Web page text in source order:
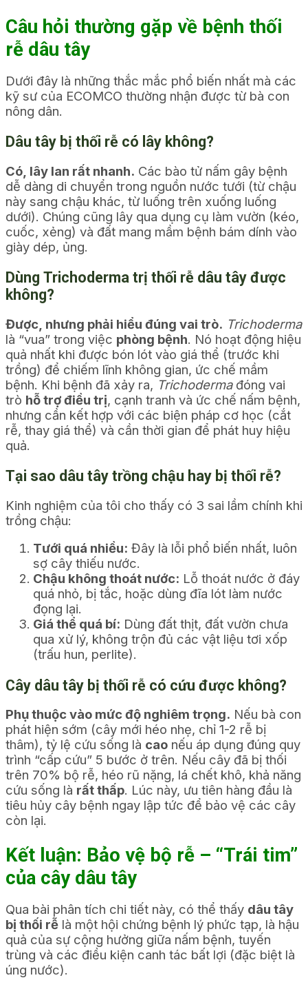
Câu hỏi thường gặp về bệnh thối
rễ dâu tây
Dưới đây là những thắc mắc phổ biến nhất mà các
kỹ sư của ECOMCO thường nhận được từ bà con
nông dân.
Dâu tây bị thối rễ có lây không?
Có, lây lan rất nhanh. Các bào tử nấm gây bệnh
dễ dàng di chuyển trong nguồn nước tưới (từ chậu
này sang chậu khác, từ luống trên xuống luống
dưới). Chúng cũng lây qua dụng cụ làm vườn (kéo,
cuốc, xẻng) và đất mang mầm bệnh bám dính vào
giày dép, ủng.
Dùng Trichoderma trị thối rễ dâu tây được
không?
Được, nhưng phải hiểu đúng vai trò. Trichoderma
là “vua” trong việc phòng bệnh. Nó hoạt động hiệu
quả nhất khi được bón lót vào giá thể (trước khi
trồng) để chiếm lĩnh không gian, ức chế mầm
bệnh. Khi bệnh đã xảy ra, Trichodermađóng vai
trò hỗ trợ điều trị, cạnh tranh và ức chế nấm bệnh,
nhưng cần kết hợp với các biện pháp cơ học (cắt
rễ, thay giá thể) và cần thời gian để phát huy hiệu
quả.
Tại sao dâu tây trồng chậu hay bị thối rễ?
Kinh nghiệm của tôi cho thấy có 3 sai lầm chính khi
trồng chậu:
Tưới quá nhiều: Đây là lỗi phổ biến nhất, luôn
sợ cây thiếu nước.
Chậu không thoát nước: Lỗ thoát nước ở đáy
quá nhỏ, bị tắc, hoặc dùng đĩa lót làm nước
đọng lại.
Giá thể quá bí: Dùng đất thịt, đất vườn chưa
qua xử lý, không trộn đủ các vật liệu tơi xốp
(trấu hun, perlite).
Cây dâu tây bị thối rễ có cứu được không?
Phụ thuộc vào mức độ nghiêm trọng. Nếu bà con
phát hiện sớm (cây mới héo nhẹ, chỉ 1-2 rễ bị
thâm), tỷ lệ cứu sống là cao nếu áp dụng đúng quy
trình “cấp cứu” 5 bước ở trên. Nếu cây đã bị thối
trên 70% bộ rễ, héo rũ nặng, lá chết khô, khả năng
cứu sống là rất thấp. Lúc này, ưu tiên hàng đầu là
tiêu hủy cây bệnh ngay lập tức để bảo vệ các cây
còn lại.
Kết luận: Bảo vệ bộ rễ – “Trái tim”
của cây dâu tây
Qua bài phân tích chi tiết này, có thể thấy dâu tây
bị thối rễ là một hội chứng bệnh lý phức tạp, là hậu
quả của sự cộng hưởng giữa nấm bệnh, tuyến
trùng và các điều kiện canh tác bất lợi (đặc biệt là
úng nước).